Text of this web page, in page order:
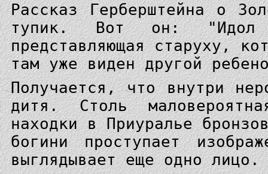
Рассказ Герберштейна о
тупик. Вот он: "Идол
представляющая старуху,
там уже виден другой
Получается, что внутри
дитя. Столь
находки в Приуралье
богини проступает
выглядывает еще одно